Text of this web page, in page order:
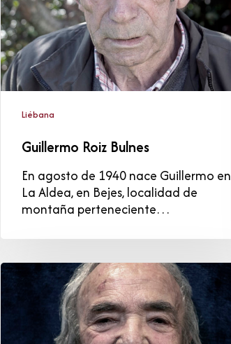
Liébana
Guillermo Roiz Bulnes
En agosto de 1940 nace Guillermo en
La Aldea, en Bejes, localidad de
montaña perteneciente…
Consolación
Covadonga